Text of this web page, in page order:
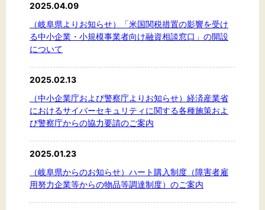
2025.04.09
（岐阜県よりお知らせ）「米国関税措置の影響を受け
る中小企業・小規模事業者向け融資相談窓口」の開設
について
2025.02.13
（中小企業庁および警察庁よりお知らせ）経済産業省
におけるサイバーセキュリティに関する各種施策およ
び警察庁からの協力要請のご案内
2025.01.23
（岐阜県からのお知らせ）ハート購入制度（障害者雇
用努力企業等からの物品等調達制度）のご案内